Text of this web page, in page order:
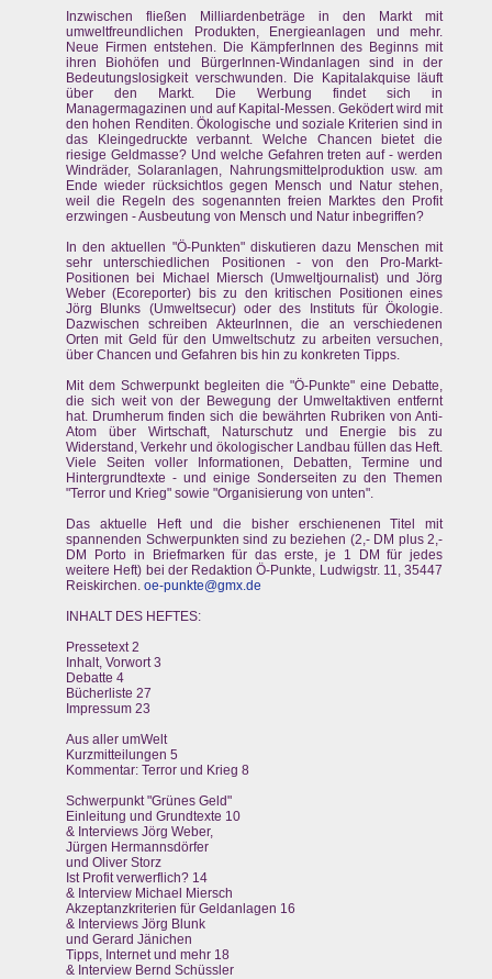
Inzwischen fließen Milliardenbeträge in den Markt mit
umweltfreundlichen Produkten, Energieanlagen und mehr.
Neue Firmen entstehen. Die KämpferInnen des Beginns mit
ihren Biohöfen und BürgerInnen-Windanlagen sind in der
Bedeutungslosigkeit verschwunden. Die Kapitalakquise läuft
über den Markt. Die Werbung findet sich in
Managermagazinen und auf Kapital-Messen. Geködert wird mit
den hohen Renditen. Ökologische und soziale Kriterien sind in
das Kleingedruckte verbannt. Welche Chancen bietet die
riesige Geldmasse? Und welche Gefahren treten auf - werden
Windräder, Solaranlagen, Nahrungsmittelproduktion usw. am
Ende wieder rücksichtlos gegen Mensch und Natur stehen,
weil die Regeln des sogenannten freien Marktes den Profit
erzwingen - Ausbeutung von Mensch und Natur inbegriffen?
In den aktuellen "Ö-Punkten" diskutieren dazu Menschen mit
sehr unterschiedlichen Positionen - von den Pro-Markt-
Positionen bei Michael Miersch (Umweltjournalist) und Jörg
Weber (Ecoreporter) bis zu den kritischen Positionen eines
Jörg Blunks (Umweltsecur) oder des Instituts für Ökologie.
Dazwischen schreiben AkteurInnen, die an verschiedenen
Orten mit Geld für den Umweltschutz zu arbeiten versuchen,
über Chancen und Gefahren bis hin zu konkreten Tipps.
Mit dem Schwerpunkt begleiten die "Ö-Punkte" eine Debatte,
die sich weit von der Bewegung der Umweltaktiven entfernt
hat. Drumherum finden sich die bewährten Rubriken von Anti-
Atom über Wirtschaft, Naturschutz und Energie bis zu
Widerstand, Verkehr und ökologischer Landbau füllen das Heft.
Viele Seiten voller Informationen, Debatten, Termine und
Hintergrundtexte - und einige Sonderseiten zu den Themen
"Terror und Krieg" sowie "Organisierung von unten".
Das aktuelle Heft und die bisher erschienenen Titel mit
spannenden Schwerpunkten sind zu beziehen (2,- DM plus 2,-
DM Porto in Briefmarken für das erste, je 1 DM für jedes
weitere Heft) bei der Redaktion Ö-Punkte, Ludwigstr. 11, 35447
Reiskirchen. oe-punkte@gmx.de
INHALT DES HEFTES:
Pressetext 2
Inhalt, Vorwort 3
Debatte 4
Bücherliste 27
Impressum 23
Aus aller umWelt
Kurzmitteilungen 5
Kommentar: Terror und Krieg 8
Schwerpunkt "Grünes Geld"
Einleitung und Grundtexte 10
& Interviews Jörg Weber,
Jürgen Hermannsdörfer
und Oliver Storz
Ist Profit verwerflich? 14
& Interview Michael Miersch
Akzeptanzkriterien für Geldanlagen 16
& Interviews Jörg Blunk
und Gerard Jänichen
Tipps, Internet und mehr 18
& Interview Bernd Schüssler